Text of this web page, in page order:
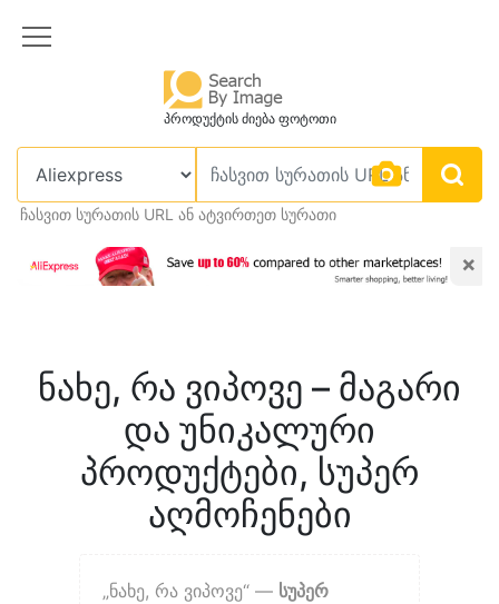
პროდუქტის ძიება ფოტოთი
ჩასვით სურათის URL ან ატვირთეთ სურათი
×
ნახე, რა ვიპოვე – მაგარი
და უნიკალური
პროდუქტები, სუპერ
აღმოჩენები
„ნახე, რა ვიპოვე“ — სუპერ